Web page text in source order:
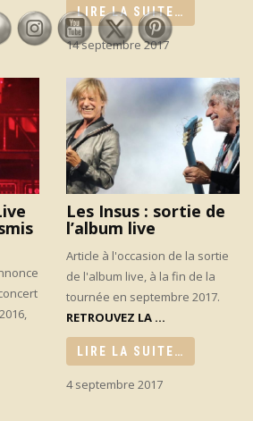
LIRE LA SUITE…
14 septembre 2017
Les Insus : sortie de
l’album live
Article à l'occasion de la sortie
de l'album live, à la fin de la
tournée en septembre 2017.
RETROUVEZ LA ...
LIRE LA SUITE…
4 septembre 2017